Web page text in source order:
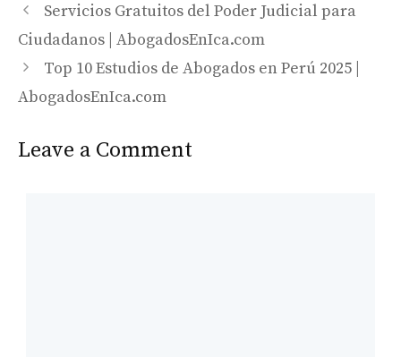
Servicios Gratuitos del Poder Judicial para
Ciudadanos | AbogadosEnIca.com
Top 10 Estudios de Abogados en Perú 2025 |
AbogadosEnIca.com
Leave a Comment